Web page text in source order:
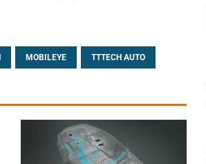
MOBILEYE TTTECH AUTO